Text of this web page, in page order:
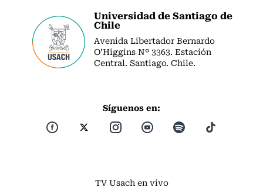
Universidad de Santiago de
Chile
Avenida Libertador Bernardo
O’Higgins Nº 3363. Estación
Central. Santiago. Chile.
Síguenos en:
TV Usach en vivo